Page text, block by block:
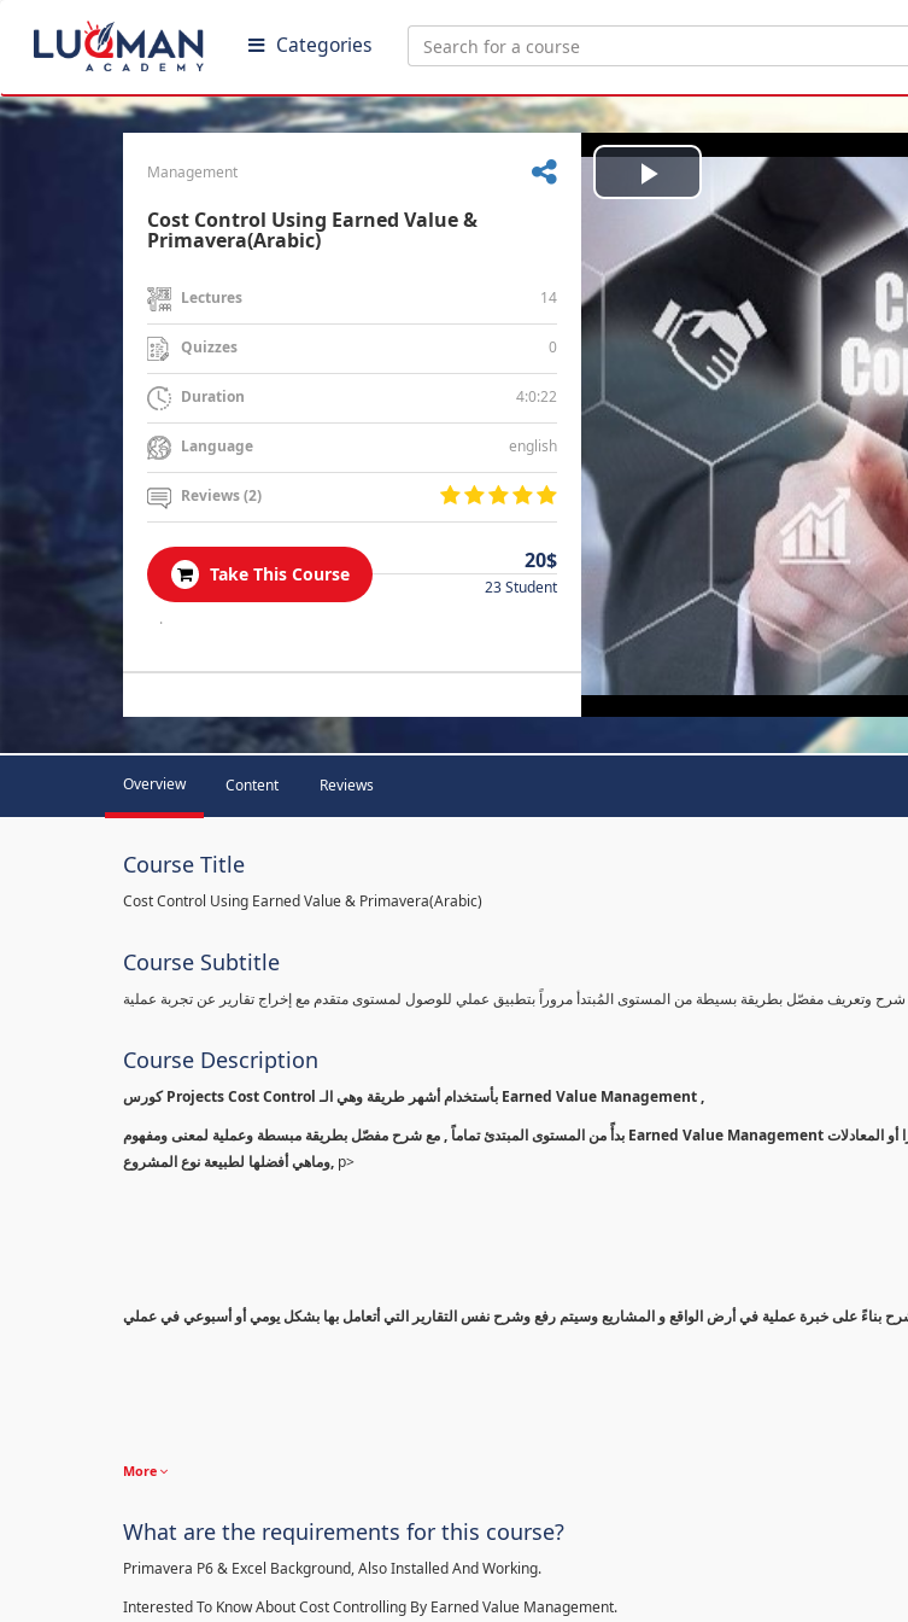
Categories
Management
Cost Control Using Earned Value &
Primavera(Arabic)
Lectures 14
Quizzes 0
Duration 4:0:22
Language english
Reviews (2)
Take This Course
20$
23 Student
.
Play
Video
Overview Content Reviews
Course Title
Cost Control Using Earned Value & Primavera(Arabic)
Course Subtitle
شرح وتعريف مفصّل بطريقة بسيطة من المستوى المُبتدأ مروراً بتطبيق عملي للوصول لمستوى متقدم مع إخراج تقارير عن تجربة عملية
Course Description
كورس Projects Cost Control بأستخدام أشهر طريقة وهي الـ Earned Value Management ,
بدأً من المستوى المبتدئ تماماً , مع شرح مفصّل بطريقة مبسطة وعملية لمعنى ومفهوم Earned Value Management وكيفية حسابها سواءً بأستخدام بريمافيرا أو المعادلات
وماهي أفضلها لطبيعة نوع المشروع, p>
More
What are the requirements for this course?
Primavera P6 & Excel Background, Also Installed And Working.
Interested To Know About Cost Controlling By Earned Value Management.